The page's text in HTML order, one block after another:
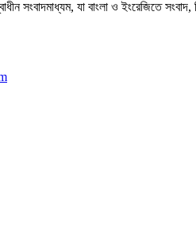
সংবাদমাধ্যম, যা বাংলা ও ইংরেজিতে